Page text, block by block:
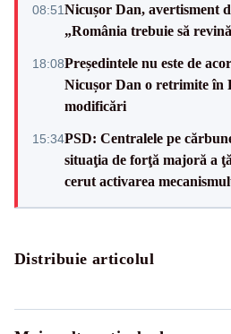
08:51Nicușor Dan, avertisment
„România trebuie să
18:08Președintele nu este de
Nicușor Dan o retrimite în
modificări
15:34PSD: Centralele pe
situaţia de forţă majoră a
cerut activarea
Distribuie articolul